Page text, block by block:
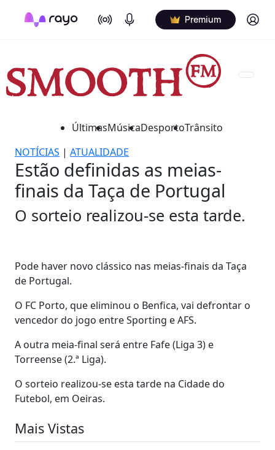
On Air Podcasts Premium Log in
ÚltimasMúsicaDesportoTrânsito
NOTÍCIAS | ATUALIDADE
Estão definidas as meias-
finais da Taça de Portugal
O sorteio realizou-se esta tarde.
Pode haver novo clássico nas meias-finais da Taça
de Portugal.
O FC Porto, que eliminou o Benfica, vai defrontar o
vencedor do jogo entre Sporting e AFS.
A outra meia-final será entre Fafe (Liga 3) e
Torreense (2.ª Liga).
O sorteio realizou-se esta tarde na Cidade do
Futebol, em Oeiras.
Mais Vistas